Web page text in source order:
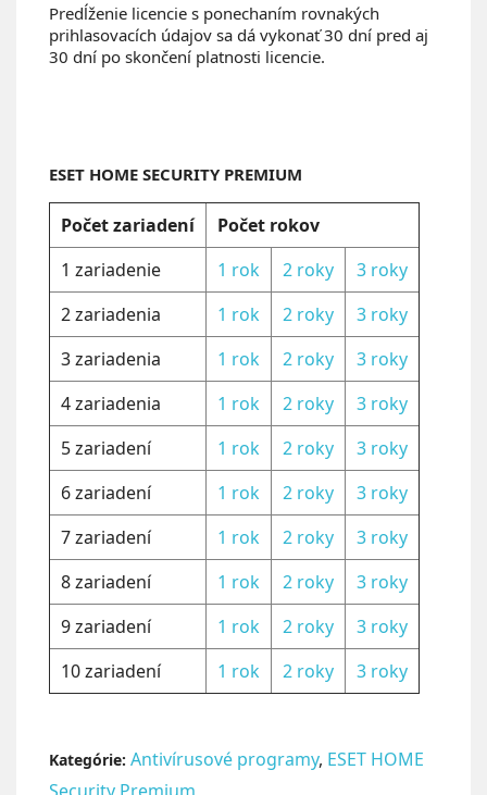
Predĺženie licencie s ponechaním rovnakých
prihlasovacích údajov sa dá vykonať 30 dní pred aj
30 dní po skončení platnosti licencie.
ESET HOME SECURITY PREMIUM
Počet zariadení
Počet rokov
1 zariadenie
1 rok 2 roky
3 roky
2 zariadenia
1 rok 2 roky
3 roky
3 zariadenia
1 rok 2 roky
3 roky
4 zariadenia
1 rok 2 roky
3 roky
5 zariadení
1 rok 2 roky
3 roky
6 zariadení
1 rok 2 roky
3 roky
7 zariadení
1 rok 2 roky
3 roky
8 zariadení
1 rok 2 roky
3 roky
9 zariadení
1 rok 2 roky
3 roky
10 zariadení
1 rok 2 roky 3 roky
Kategórie: Antivírusové programy, ESET HOME